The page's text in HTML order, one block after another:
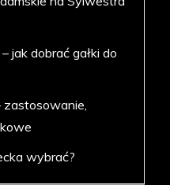
jak dobrać gałki do
zastosowanie,
wybrać?